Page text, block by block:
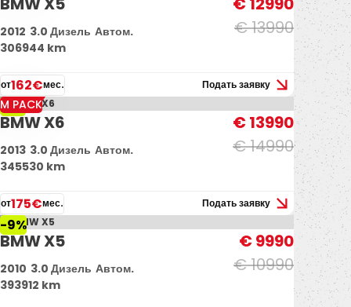
€ 13990
2012 3.0 Дизель Автом.
306944 km
от162€мес. Подать заявку
-7%
M PACK
BMW X6
€ 14990
€ 13990
2013 3.0 Дизель Автом.
345530 km
от175€мес. Подать заявку
-9%
BMW X5
€ 10990
€ 9990
2010 3.0 Дизель Автом.
393912 km